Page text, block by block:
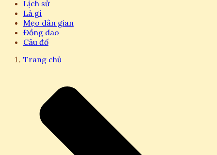
Lịch sử
Là gì
Mẹo dân gian
Đồng dao
Câu đố
Trang chủ